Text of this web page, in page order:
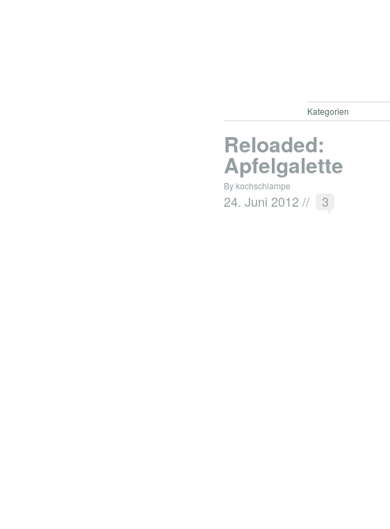
Kategorien
Reloaded:
Apfelgalette
By kochschlampe
24. Juni 2012 // 3